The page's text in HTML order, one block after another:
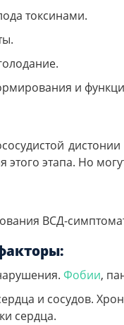
токсинами.
и
этого этапа. Но
ВСД-
Фобии,
и сосудов.
сердца.